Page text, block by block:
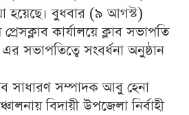
হয়েছে। বুধবার (৯ আগস্ট)
কার্যালয়ে ক্লাব সভাপতি
সভাপতিত্বে সংবর্ধনা অনুষ্ঠান
সাধারণ সম্পাদক আবু হেনা
বিদায়ী উপজেলা নির্বাহী